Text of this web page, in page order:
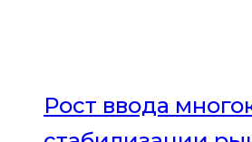
Рост ввода